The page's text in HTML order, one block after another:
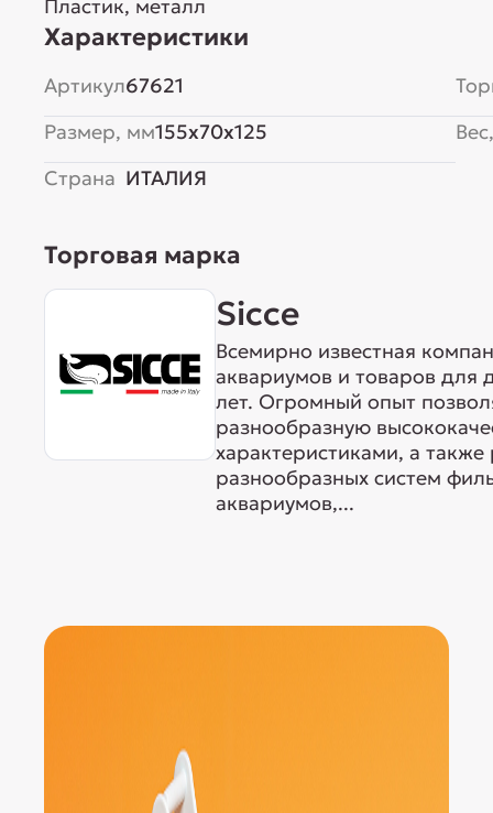
Пластик, металл
Характеристики
Артикул67621
Размер, мм155x70x125
Страна ИТАЛИЯ
Торговая марка
Sicce
Всемирно известная
аквариумов и товаров для
лет. Огромный опыт
разнообразную
характеристиками, а
разнообразных систем
аквариумов,...